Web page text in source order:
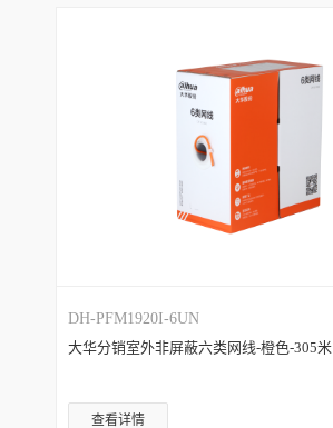
DH-PFM1920I-6UN
大华分销室外非屏蔽六类网线-橙色-305米
查看详情